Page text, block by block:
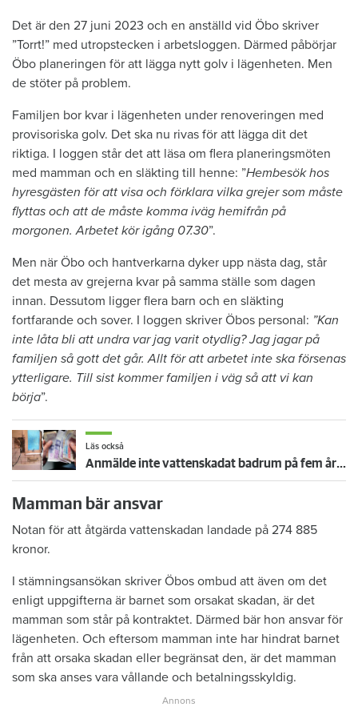
Det är den 27 juni 2023 och en anställd vid Öbo skriver
”Torrt!” med utropstecken i arbetsloggen. Därmed påbörjar
Öbo planeringen för att lägga nytt golv i lägenheten. Men
de stöter på problem.
Familjen bor kvar i lägenheten under renoveringen med
provisoriska golv. Det ska nu rivas för att lägga dit det
riktiga. I loggen står det att läsa om flera planeringsmöten
med mamman och en släkting till henne: ”Hembesök hos
hyresgästen för att visa och förklara vilka grejer som måste
flyttas och att de måste komma iväg hemifrån på
morgonen. Arbetet kör igång 07.30”.
Men när Öbo och hantverkarna dyker upp nästa dag, står
det mesta av grejerna kvar på samma ställe som dagen
innan. Dessutom ligger flera barn och en släkting
fortfarande och sover. I loggen skriver Öbos personal: ”Kan
inte låta bli att undra var jag varit otydlig? Jag jagar på
familjen så gott det går. Allt för att arbetet inte ska försenas
ytterligare. Till sist kommer familjen i väg så att vi kan
börja”.
Läs också
Anmälde inte vattenskadat badrum på fem år – krävs på 125 000 kronor
Mamman bär ansvar
Notan för att åtgärda vattenskadan landade på 274 885
kronor.
I stämningsansökan skriver Öbos ombud att även om det
enligt uppgifterna är barnet som orsakat skadan, är det
mamman som står på kontraktet. Därmed bär hon ansvar för
lägenheten. Och eftersom mamman inte har hindrat barnet
från att orsaka skadan eller begränsat den, är det mamman
som ska anses vara vållande och betalningsskyldig.